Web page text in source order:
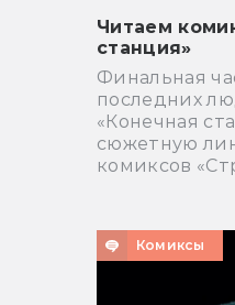
Читаем
станция»
Финальная
последних
«Конечная
сюжетную
комиксов
Комиксы